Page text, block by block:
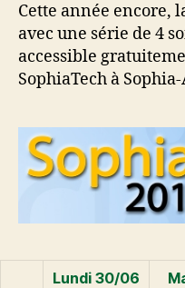
Cette année encore,
avec une série de 4
accessible
SophiaTech à
Lundi 30/06